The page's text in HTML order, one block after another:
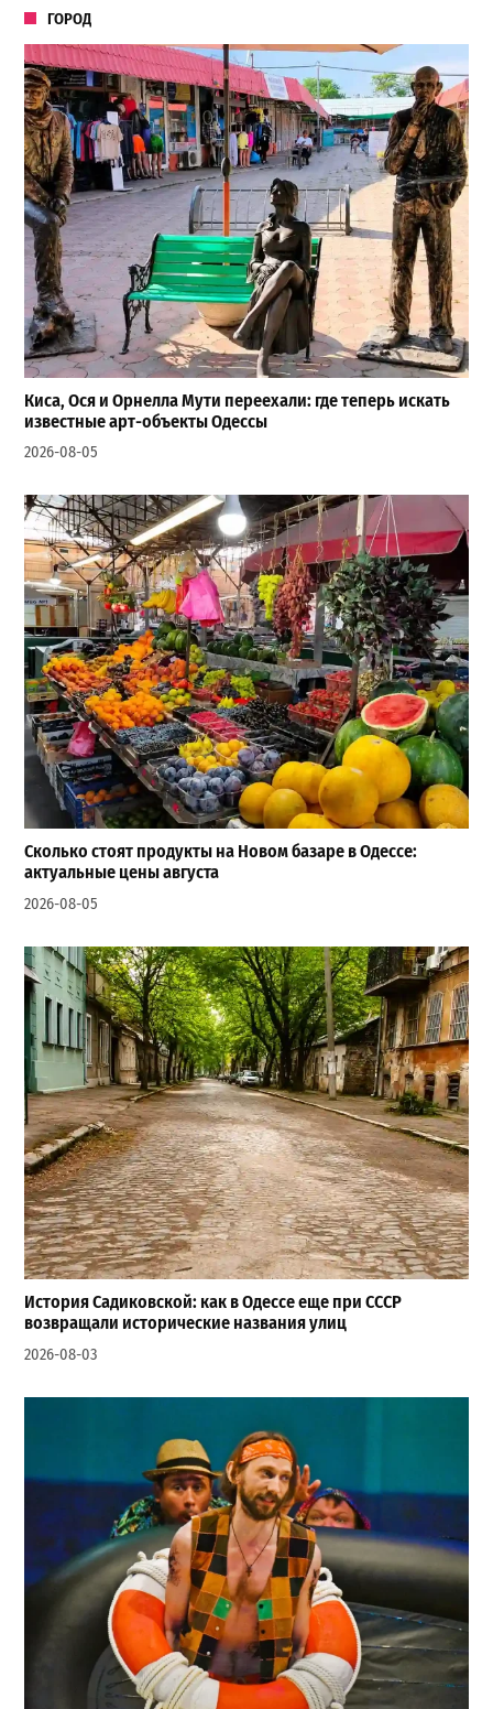
ГОРОД
Киса, Ося и Орнелла Мути переехали: где теперь искать
известные арт-объекты Одессы
2026-08-05
Сколько стоят продукты на Новом базаре в Одессе:
актуальные цены августа
2026-08-05
История Садиковской: как в Одессе еще при СССР
возвращали исторические названия улиц
2026-08-03